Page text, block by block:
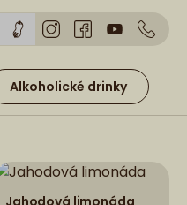
Alkoholické drinky
Jahodová limonáda